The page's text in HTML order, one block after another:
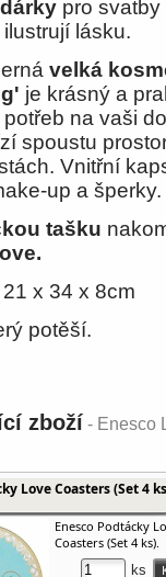
dárky pro
lásku.
velká
je krásný a
na vaši
spoustu
Vnitřní
up a šperky.
tašku
x 34 x 8cm
potěší.
zboží - Enesco
Love Coasters (Set 4
Enesco Podtácky
Coasters (Set 4 ks).
ks